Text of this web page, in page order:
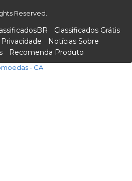
Reserved.
Classificados Grátis
Privacidade
Notícias Sobre
Recomenda Produto
- CA